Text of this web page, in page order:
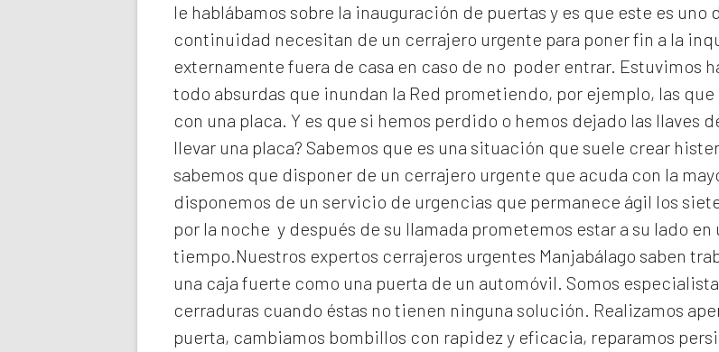
le hablábamos sobre la inauguración de puertas y es que este es
continuidad necesitan de un cerrajero urgente para poner fin a la
externamente fuera de casa en caso de no poder entrar. Estuvimos
todo absurdas que inundan la Red prometiendo, por ejemplo, las
con una placa. Y es que si hemos perdido o hemos dejado las llaves
llevar una placa? Sabemos que es una situación que suele crear
sabemos que disponer de un cerrajero urgente que acuda con la
disponemos de un servicio de urgencias que permanece ágil los
por la noche y después de su llamada prometemos estar a su lado
tiempo.Nuestros expertos cerrajeros urgentes Manjabálago saben
una caja fuerte como una puerta de un automóvil. Somos
cerraduras cuando éstas no tienen ninguna solución. Realizamos
puerta, cambiamos bombillos con rapidez y eficacia, reparamos